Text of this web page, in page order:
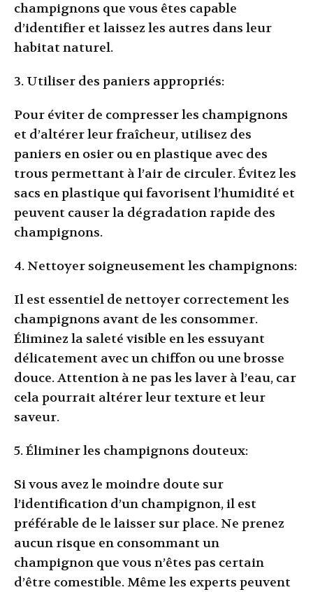
champignons que vous êtes capable
d’identifier et laissez les autres dans leur
habitat naturel.
3. Utiliser des paniers appropriés:
Pour éviter de compresser les champignons
et d’altérer leur fraîcheur, utilisez des
paniers en osier ou en plastique avec des
trous permettant à l’air de circuler. Évitez les
sacs en plastique qui favorisent l’humidité et
peuvent causer la dégradation rapide des
champignons.
4. Nettoyer soigneusement les champignons:
Il est essentiel de nettoyer correctement les
champignons avant de les consommer.
Éliminez la saleté visible en les essuyant
délicatement avec un chiffon ou une brosse
douce. Attention à ne pas les laver à l’eau, car
cela pourrait altérer leur texture et leur
saveur.
5. Éliminer les champignons douteux:
Si vous avez le moindre doute sur
l’identification d’un champignon, il est
préférable de le laisser sur place. Ne prenez
aucun risque en consommant un
champignon que vous n’êtes pas certain
d’être comestible. Même les experts peuvent